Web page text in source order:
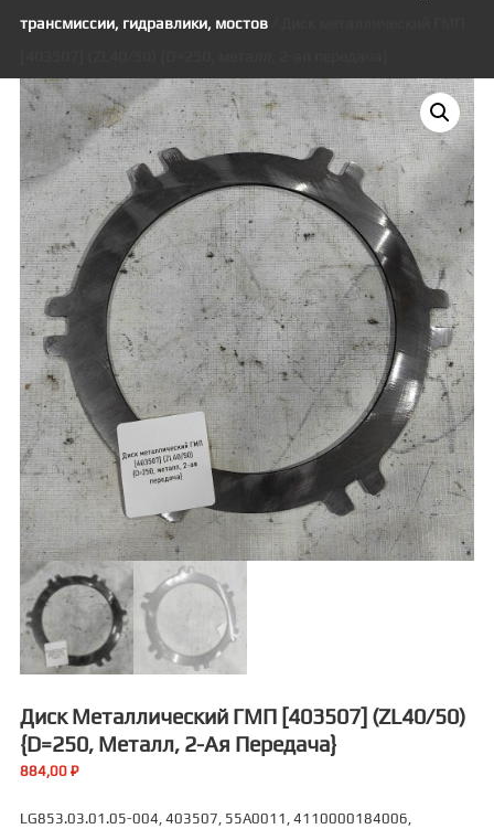
трансмиссии, гидравлики, мостов/ Диск металлический ГМП
Диск Металлический ГМП [403507] (ZL40/50)
{D=250, Металл, 2-Ая Передача}
884,00 ₽
LG853.03.01.05-004, 403507, 55A0011, 4110000184006,